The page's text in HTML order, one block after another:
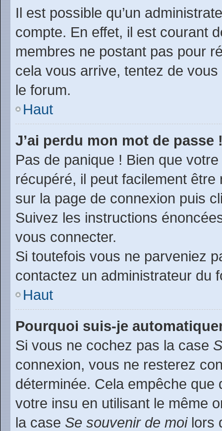
Il est possible qu’un
compte. En effet, il est courant
membres ne postant pas pour
cela vous arrive, tentez de
le forum.
Haut
J’ai perdu mon mot de passe
Pas de panique ! Bien que
récupéré, il peut facilement
sur la page de connexion puis
Suivez les instructions
vous connecter.
Si toutefois vous ne parveniez
contactez un administrateur du
Haut
Pourquoi suis-je
Si vous ne cochez pas la case
connexion, vous ne resterez
déterminée. Cela empêche que
votre insu en utilisant le même
la case Se souvenir de moilors